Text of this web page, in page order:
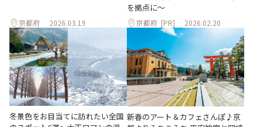
京都府 2026.03.19
を拠点に～
京都府 [PR] 2026.02.20
冬景色をお目当てに訪れたい全国 新春のアート＆カフェさんぽ♪京